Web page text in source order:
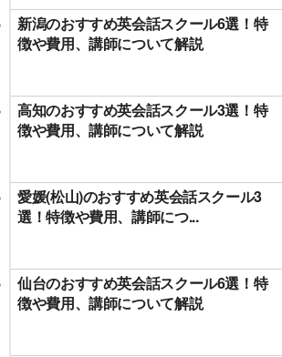
新潟のおすすめ英会話スクール6選！特
徴や費用、講師について解説
高知のおすすめ英会話スクール3選！特
徴や費用、講師について解説
愛媛(松山)のおすすめ英会話スクール3
選！特徴や費用、講師につ...
仙台のおすすめ英会話スクール6選！特
徴や費用、講師について解説